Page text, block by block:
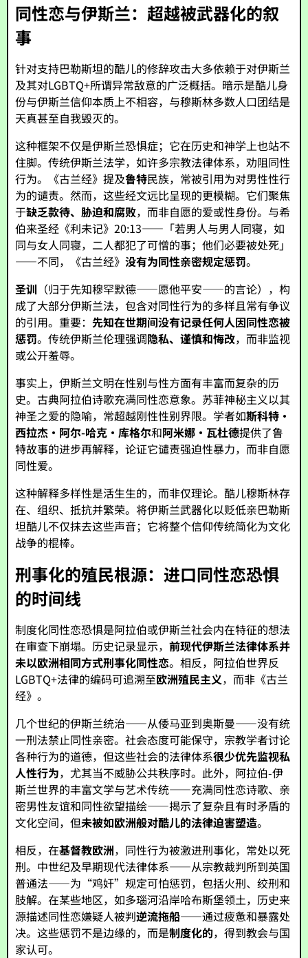
同性恋与伊斯兰：超越被武器化的叙
事
针对支持巴勒斯坦的酷儿的修辞攻击大多依赖于对伊斯兰
及其对LGBTQ+所谓异常敌意的广泛概括。暗示是酷儿身
份与伊斯兰信仰本质上不相容，与穆斯林多数人口团结是
天真甚至自我毁灭的。
这种框架不仅是伊斯兰恐惧症；它在历史和神学上也站不
住脚。传统伊斯兰法学，如许多宗教法律体系，劝阻同性
行为。《古兰经》提及鲁特民族，常被引用为对男性性行
为的谴责。然而，这些经文远比呈现的更模糊。它们聚焦
于缺乏款待、胁迫和腐败，而非自愿的爱或性身份。与希
伯来圣经《利未记》20:13——「若男人与男人同寝，如
同与女人同寝，二人都犯了可憎的事；他们必要被处死」
——不同，《古兰经》没有为同性亲密规定惩罚。
圣训 （归于先知穆罕默德——愿他平安——的言论），构
成了大部分伊斯兰法，包含对同性行为的多样且常有争议
的引用。重要：先知在世期间没有记录任何人因同性恋被
惩罚。传统伊斯兰伦理强调隐私、谨慎和悔改，而非监视
或公开羞辱。
事实上，伊斯兰文明在性别与性方面有丰富而复杂的历
史。古典阿拉伯诗歌充满同性恋意象。苏菲神秘主义以其
神圣之爱的隐喻，常超越刚性性别界限。学者如斯科特·
西拉杰·阿尔-哈克·库格尔和阿米娜·瓦杜德提供了鲁
特故事的进步再解释，论证它谴责强迫性暴力，而非自愿
同性爱。
这种解释多样性是活生生的，而非仅理论。酷儿穆斯林存
在、组织、抵抗并繁荣。将伊斯兰武器化以贬低亲巴勒斯
坦酷儿不仅抹去这些声音；它将整个信仰传统简化为文化
战争的棍棒。
刑事化的殖民根源：进口同性恋恐惧
的时间线
制度化同性恋恐惧是阿拉伯或伊斯兰社会内在特征的想法
在审查下崩塌。历史记录显示，前现代伊斯兰法律体系并
未以欧洲相同方式刑事化同性恋。相反，阿拉伯世界反
LGBTQ+法律的编码可追溯至欧洲殖民主义，而非《古兰
经》。
几个世纪的伊斯兰统治——从倭马亚到奥斯曼——没有统
一刑法禁止同性亲密。社会态度可能保守，宗教学者讨论
各种行为的道德，但这些社会的法律体系很少优先监视私
人性行为，尤其当不威胁公共秩序时。此外，阿拉伯-伊
斯兰世界的丰富文学与艺术传统——充满同性恋诗歌、亲
密男性友谊和同性欲望描绘——揭示了复杂且有时矛盾的
文化空间，但未被如欧洲般对酷儿的法律迫害塑造。
相反，在基督教欧洲，同性行为被激进刑事化，常处以死
刑。中世纪及早期现代法律体系——从宗教裁判所到英国
普通法——为“鸡奸”规定可怕惩罚，包括火刑、绞刑和
肢解。在某些地区，如多瑙河沿岸哈布斯堡领土，历史来
源描述同性恋嫌疑人被判逆流拖船——通过疲惫和暴露处
决。这些惩罚不是边缘的，而是制度化的，得到教会与国
家认可。